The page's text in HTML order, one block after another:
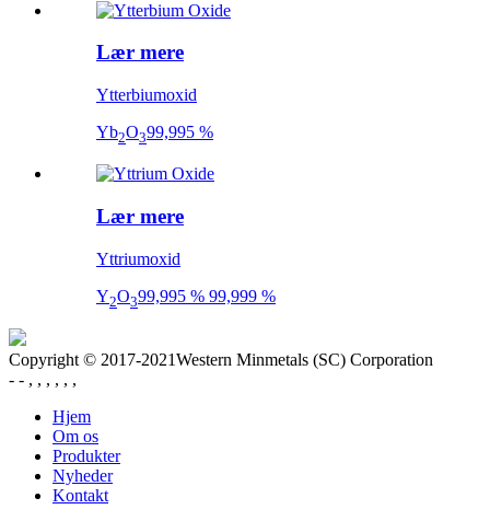
Lær mere
Ytterbiumoxid
Yb2O399,995 %
Lær mere
Yttriumoxid
Y2O399,995 % 99,999 %
Copyright © 2017-2021Western Minmetals (SC) Corporation
- - , , , , , ,
Hjem
Om os
Produkter
Nyheder
Kontakt